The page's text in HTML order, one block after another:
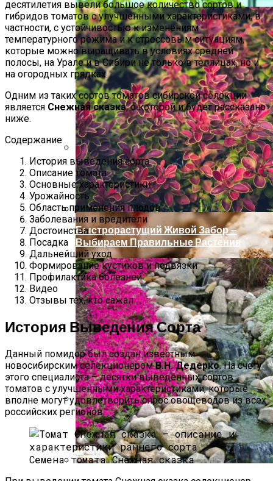
Какой Сорт Огурцов Посадить
Будущей Весной
Крупный Урожай Чеснока: Агротехника
Выращивания
Быстрорастущий Живой Забор —
Выбираем Правильные Растения
десятилетия вывели большое количество сортов и
гибридов томатов с улучшенными характеристиками, в
частности, с устойчивостью к изменениям
температурного режима и к стрессовым ситуациям,
которые можно выращивать в условиях средней
полосы, на Урале и в Сибири не только в теплицах, но и
на огородных грядках.
Одним из таких сортов томатов сибирской селекции
является Снежная сказка, о которой и будет рассказано
ниже.
Содержание
История выведения сорта
Описание томата
Основные характеристики
Урожайность
Область применения плодов
Заболевания и вредители
Достоинства
Посадка
Дальнейший уход
Формирование кустиков и подвязки
Профилактика болезней
Видео
Отзывы тех, кто сажал
История Выведения Сорта
Данный помидор был создан известным
новосибирским селекционеромВ.Н. Дедерко. На счету
этого специалиста – десятки выведенных сортов
томатов с улучшенными характеристиками, которые
вполне могут удовлетворить спрос овощеводов из всех
российских регионов.
Семена томата Снежная сказка